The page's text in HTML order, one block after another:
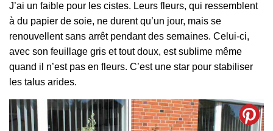
J’ai un faible pour les cistes. Leurs fleurs, qui ressemblent
à du papier de soie, ne durent qu’un jour, mais se
renouvellent sans arrêt pendant des semaines. Celui-ci,
avec son feuillage gris et tout doux, est sublime même
quand il n’est pas en fleurs. C’est une star pour stabiliser
les talus arides.